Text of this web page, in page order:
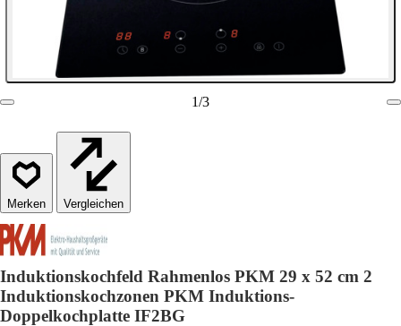
1/3
Vergleichen
Induktionskochfeld Rahmenlos PKM 29 x 52 cm 2
Induktionskochzonen PKM Induktions-
Doppelkochplatte IF2BG